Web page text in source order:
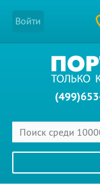
Войти